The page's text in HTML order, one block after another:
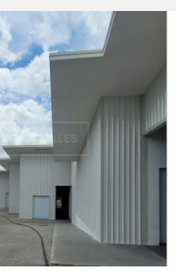
VER DETALLES